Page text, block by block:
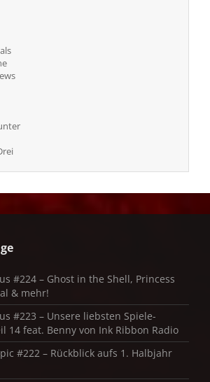
#224 – Ghost in the Shell, Princess
& mehr!
#223 – Unsere liebsten Spiele-
14 feat. Benny von Ink Ribbon Radio
#222 – Rückblick aufs 1. Halbjahr